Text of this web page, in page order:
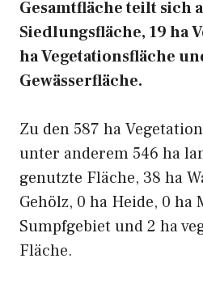
Gesamtfläche teilt sich
Siedlungsfläche, 19 ha
ha Vegetationsfläche
Gewässerfläche.
Zu den 587 ha
unter anderem 546 ha
genutzte Fläche, 38 ha
Gehölz, 0 ha Heide, 0 ha
Sumpfgebiet und 2 ha
Fläche.